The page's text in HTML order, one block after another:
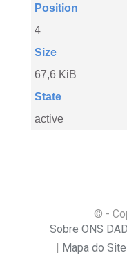
Position
4
Size
67,6 KiB
State
active
© -
Sobre ONS
Mapa do Site